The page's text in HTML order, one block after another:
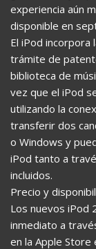
experiencia aún
disponible en
El iPod incorpora
trámite de
biblioteca de
vez que el iPod
utilizando la
transferir dos
o Windows y
iPod tanto a
incluidos.
Precio y
Los nuevos iPod
inmediato a
en la Apple